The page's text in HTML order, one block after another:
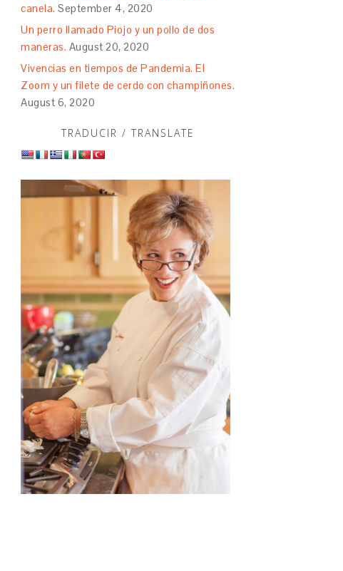
canela. September 4, 2020
Un perro llamado Piojo y un pollo de dos
maneras. August 20, 2020
Vivencias en tiempos de Pandemia. El
Zoom y un filete de cerdo con champiñones.
August 6, 2020
TRADUCIR / TRANSLATE